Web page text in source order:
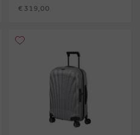
€ 319,00